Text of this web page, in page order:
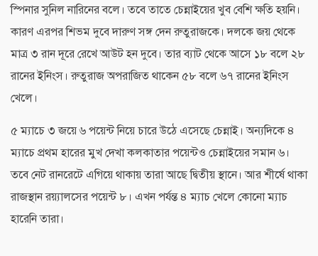
স্পিনার সুনিল নারিনের বলে। তবে তাতে চেন্নাইয়ের খুব বেশি ক্ষতি হয়নি।
কারণ এরপর শিভম দুবে দারুণ সঙ্গ দেন রুতুরাজকে। দলকে জয় থেকে
মাত্র ৩ রান দূরে রেখে আউট হন দুবে। তার ব্যাট থেকে আসে ১৮ বলে ২৮
রানের ইনিংস। রুতুরাজ অপরাজিত থাকেন ৫৮ বলে ৬৭ রানের ইনিংস
খেলে।
৫ ম্যাচে ৩ জয়ে ৬ পয়েন্ট নিয়ে চারে উঠে এসেছে চেন্নাই। অন্যদিকে ৪
ম্যাচে প্রথম হারের মুখ দেখা কলকাতার পয়েন্টও চেন্নাইয়ের সমান ৬।
তবে নেট রানরেটে এগিয়ে থাকায় তারা আছে দ্বিতীয় স্থানে। আর শীর্ষে থাকা
রাজস্থান রয়্যালসের পয়েন্ট ৮। এখন পর্যন্ত ৪ ম্যাচ খেলে কোনো ম্যাচ
হারেনি তারা।